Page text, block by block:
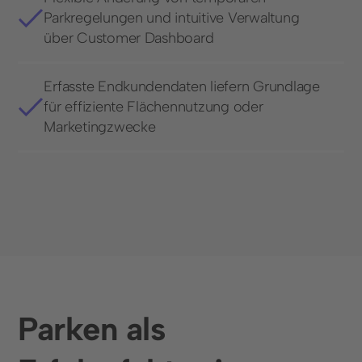
Parkregelungen und intuitive Verwaltung
über Customer Dashboard
Erfasste Endkundendaten liefern Grundlage
für effiziente Flächennutzung oder
Marketingzwecke
Parken als